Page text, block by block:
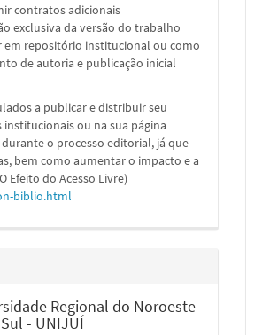
contratos adicionais
exclusiva da versão do trabalho
em repositório institucional ou como
de autoria e publicação inicial
a publicar e distribuir seu
ou na sua página
o processo editorial, já que
bem como aumentar o impacto e a
Efeito do Acesso Livre)
biblio.html
Regional do Noroeste
- UNIJUÍ